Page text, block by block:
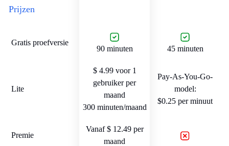
Prijzen
Gratis proefversie
90 minuten 45 minuten
Lite
$ 4.99 voor 1
gebruiker per
maand
300 minuten/maand
Pay-As-You-Go-
model:
$0.25 per minuut
Premie
Vanaf $ 12.49 per
maand